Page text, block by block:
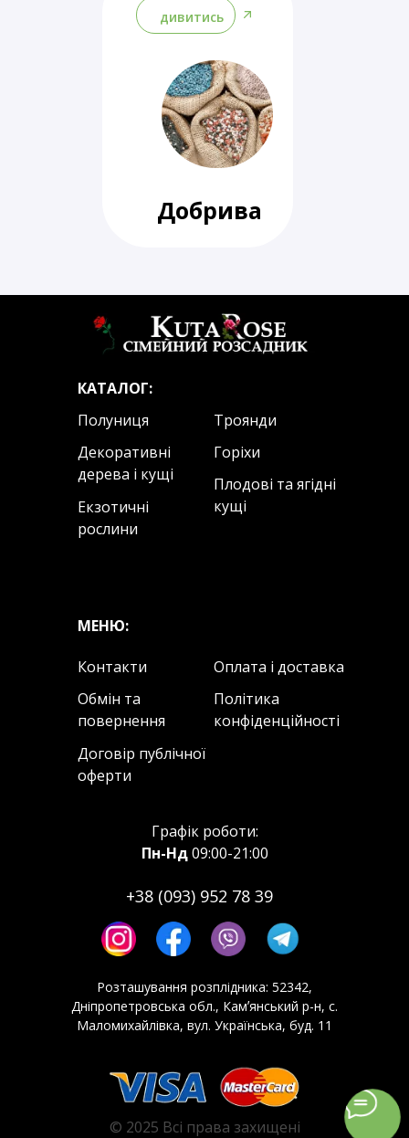
Добрива
дивитись
Контакти
Політика
конфіденційності
Договір публічної
оферти
Оплата і доставка
Обмін та
повернення
КАТАЛОГ:
Троянди
Плодові та ягідні
кущі
Декоративні
дерева і кущі
Горіхи
Полуниця
Екзотичні
рослини
+38 (093) 952 78 39
© 2025 Всі права захищені
Розташування розплідника: 52342,
Дніпропетровська обл., Камʼянський р-н, с.
Маломихайлівка, вул. Українська, буд. 11
Графік роботи:
Пн-Нд09:00-21:00
МЕНЮ: